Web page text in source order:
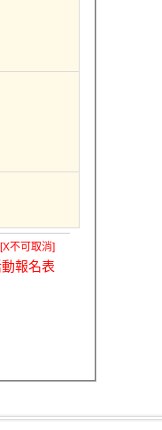
不可取消]
報名表